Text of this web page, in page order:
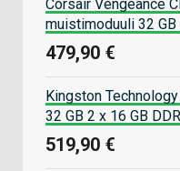
Corsair Vengeance
muistimoduuli 32
479,90 €
Kingston
32 GB 2 x 16 GB
519,90 €